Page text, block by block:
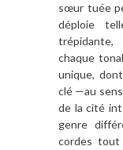
sœur tuée
déploie
chaque
unique,
clé —au
de la cité
genre
cordes tout